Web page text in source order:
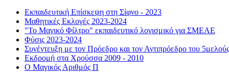
Εκπαιδευτική Επίσκεψη στη Σίφνο - 2023
Μαθητικές Εκλογές 2023-2024
"Το Μαγικό Φίλτρο" εκπαιδευτικό λογισμικό για ΣΜΕΑΕ
Φύσις 2023-2024
Συνέντευξη με τον Πρόεδρο και τον Αντιπρόεδρο του 5μελούς
Εκδρομή στα Χρούσσα 2009 - 2010
Ο Μαγικός Αριθμός Π